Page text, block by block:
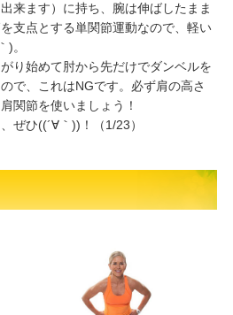
来ます）に持ち、腕は伸ばしたまま
支点とする単関節運動なので、軽い
)。
り始めて肘から先だけでダンベルを
で、これはNGです。必ず肩の高さ
関節を使いましょう！
ぜひ((´∀｀))！（1/23）